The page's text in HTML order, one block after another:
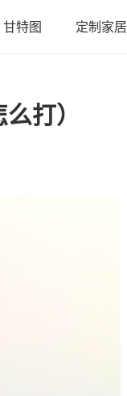
甘特图 定制家居
打）